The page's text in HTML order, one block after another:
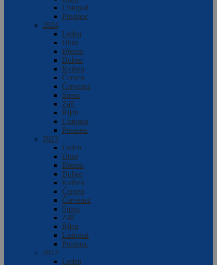
Listopad
Prosinec
2024
Leden
Únor
Březen
Duben
Květen
Červen
Červenec
Srpen
Září
Říjen
Listopad
Prosinec
2023
Leden
Únor
Březen
Duben
Květen
Červen
Červenec
Srpen
Září
Říjen
Listopad
Prosinec
2022
Leden